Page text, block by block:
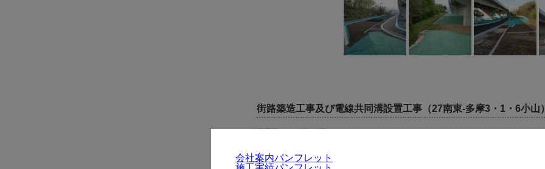
街路築造工事及び電線共同溝設置工事（27南東-多摩3・1・6小山
施工場所：町田市小山ヶ丘地内
会社案内パンフレット